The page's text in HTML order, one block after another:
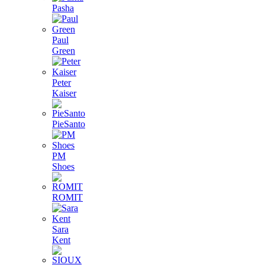
Pasha
Paul
Green
Peter
Kaiser
PieSanto
PM
Shoes
ROMIT
Sara
Kent